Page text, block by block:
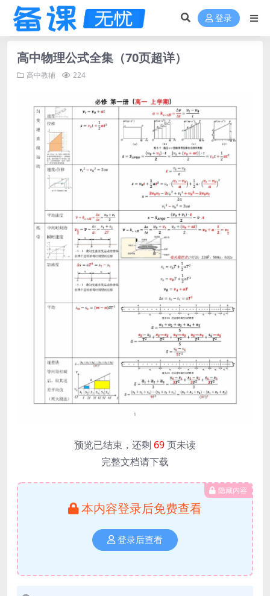
登录
高中物理公式全集（70页超详）
高中教辅 224
预览已结束，还剩 69页未读
完整文档请下载
隐藏内容
本内容登录后免费查看
登录后查看